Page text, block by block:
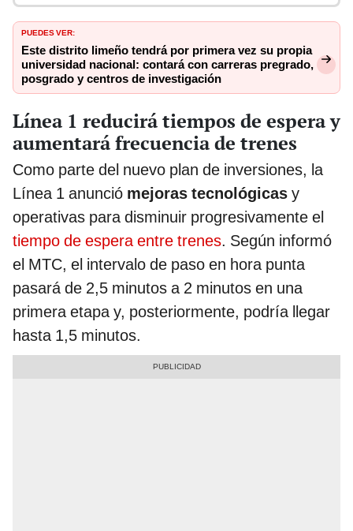
PUEDES VER:
Este distrito limeño tendrá por primera vez su propia
universidad nacional: contará con carreras pregrado,
posgrado y centros de investigación
Línea 1 reducirá tiempos de espera y
aumentará frecuencia de trenes
Como parte del nuevo plan de inversiones, la
Línea 1 anunció mejoras tecnológicas y
operativas para disminuir progresivamente el
tiempo de espera entre trenes. Según informó
el MTC, el intervalo de paso en hora punta
pasará de 2,5 minutos a 2 minutos en una
primera etapa y, posteriormente, podría llegar
hasta 1,5 minutos.